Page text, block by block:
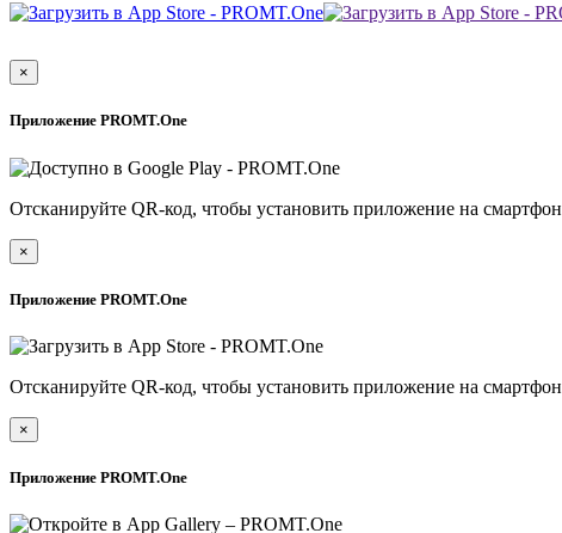
×
Приложение PROMT.One
Отсканируйте QR-код, чтобы установить приложение на смартфон
×
Приложение PROMT.One
Отсканируйте QR-код, чтобы установить приложение на смартфон
×
Приложение PROMT.One